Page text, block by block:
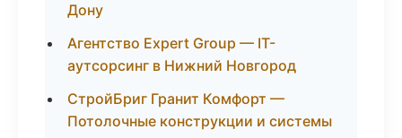
Дону
Агентство Expert Group — IT-
аутсорсинг в Нижний Новгород
СтройБриг Гранит Комфорт —
Потолочные конструкции и системы